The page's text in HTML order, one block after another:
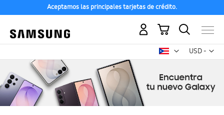
Aceptamos las principales tarjetas de crédito.
USD -
dólar
Mi carrito